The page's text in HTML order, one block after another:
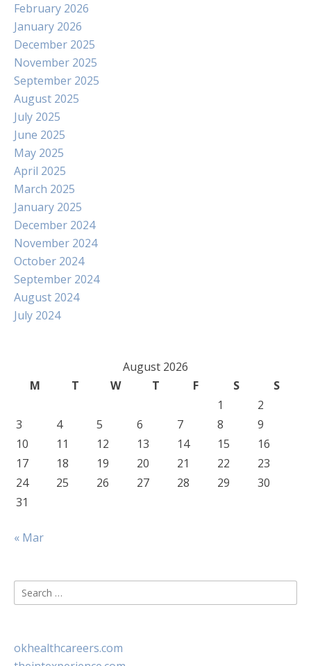
February 2026
January 2026
December 2025
November 2025
September 2025
August 2025
July 2025
June 2025
May 2025
April 2025
March 2025
January 2025
December 2024
November 2024
October 2024
September 2024
August 2024
July 2024
August 2026
M
T W T F S
S
1
2
3
4 5 6 7 8
9
10
11 12 13 14 15
16
17
18 19 20 21 22
23
24
25 26 27 28 29
30
31
« Mar
Search
for:
okhealthcareers.com